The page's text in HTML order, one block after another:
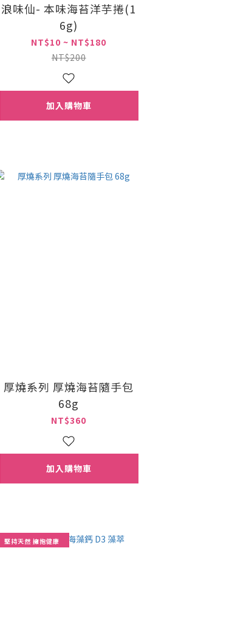
浪味仙- 本味海苔洋芋捲(1
6g)
NT$10 ~ NT$180
NT$200
加入購物車
厚燒系列 厚燒海苔隨手包
68g
NT$360
加入購物車
堅持天然 擁抱健康